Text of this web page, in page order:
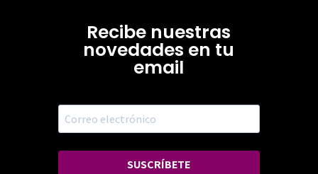
Recibe nuestras
novedades en tu
email
SUSCRÍBETE